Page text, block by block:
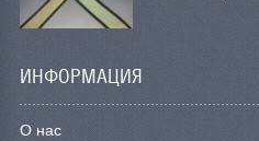
ИНФОРМАЦИЯ
О нас